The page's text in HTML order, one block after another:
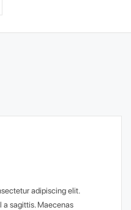
adipiscing elit.
a sagittis. Maecenas